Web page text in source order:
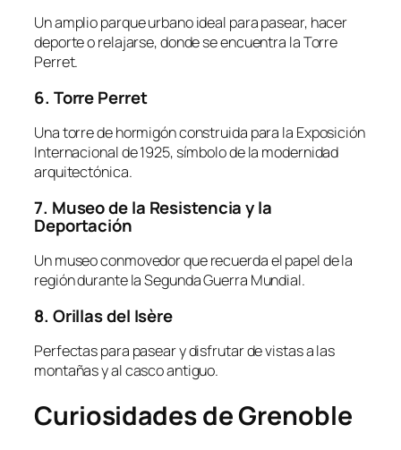
Un amplio parque urbano ideal para pasear, hacer
deporte o relajarse, donde se encuentra la Torre
Perret.
6. Torre Perret
Una torre de hormigón construida para la Exposición
Internacional de 1925, símbolo de la modernidad
arquitectónica.
7. Museo de la Resistencia y la
Deportación
Un museo conmovedor que recuerda el papel de la
región durante la Segunda Guerra Mundial.
8. Orillas del Isère
Perfectas para pasear y disfrutar de vistas a las
montañas y al casco antiguo.
Curiosidades de Grenoble